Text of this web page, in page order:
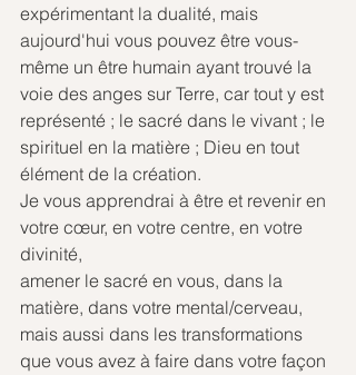
expérimentant la dualité, mais
aujourd'hui vous pouvez être vous-
même un être humain ayant trouvé la
voie des anges sur Terre, car tout y est
représenté ; le sacré dans le vivant ; le
spirituel en la matière ; Dieu en tout
élément de la création.
Je vous apprendrai à être et revenir en
votre cœur, en votre centre, en votre
divinité,
amener le sacré en vous, dans la
matière, dans votre mental/cerveau,
mais aussi dans les transformations
que vous avez à faire dans votre façon